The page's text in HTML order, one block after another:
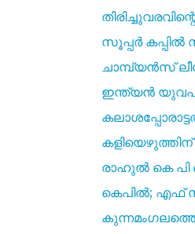
സൂപ്പർ കപ്പിൽ
ചാമ്പ്യൻസ്
ഇന്ത്യൻ
രാഹുൽ കെ പി
കെപിൽ; എഫ്
കുന്നമംഗലത്തെ